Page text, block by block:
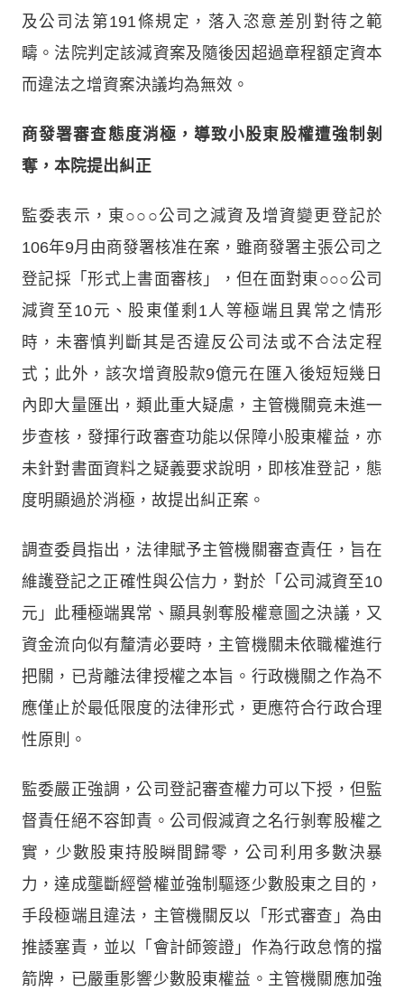
及公司法第191條規定，落入恣意差別對待之範
疇。法院判定該減資案及隨後因超過章程額定資本
而違法之增資案決議均為無效。
商發署審查態度消極，導致小股東股權遭強制剝
奪，本院提出糾正
監委表示，東○○○公司之減資及增資變更登記於
106年9月由商發署核准在案，雖商發署主張公司之
登記採「形式上書面審核」，但在面對東○○○公司
減資至10元、股東僅剩1人等極端且異常之情形
時，未審慎判斷其是否違反公司法或不合法定程
式；此外，該次增資股款9億元在匯入後短短幾日
內即大量匯出，類此重大疑慮，主管機關竟未進一
步查核，發揮行政審查功能以保障小股東權益，亦
未針對書面資料之疑義要求說明，即核准登記，態
度明顯過於消極，故提出糾正案。
調查委員指出，法律賦予主管機關審查責任，旨在
維護登記之正確性與公信力，對於「公司減資至10
元」此種極端異常、顯具剝奪股權意圖之決議，又
資金流向似有釐清必要時，主管機關未依職權進行
把關，已背離法律授權之本旨。行政機關之作為不
應僅止於最低限度的法律形式，更應符合行政合理
性原則。
監委嚴正強調，公司登記審查權力可以下授，但監
督責任絕不容卸責。公司假減資之名行剝奪股權之
實，少數股東持股瞬間歸零，公司利用多數決暴
力，達成壟斷經營權並強制驅逐少數股東之目的，
手段極端且違法，主管機關反以「形式審查」為由
推諉塞責，並以「會計師簽證」作為行政怠惰的擋
箭牌，已嚴重影響少數股東權益。主管機關應加強